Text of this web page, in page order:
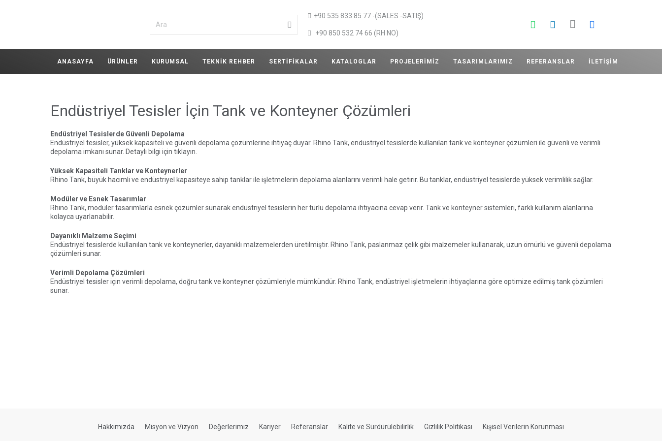
+90 535 833 85 77 -(SALES -SATIŞ)
+90 850 532 74 66 (RH NO)
ANASAYFA ÜRÜNLER KURUMSAL TEKNIK REHBER SERTIFIKALAR KATALOGLAR PROJELERIMIZ TASARIMLARIMIZ REFERANSLAR İLETIŞIM
Endüstriyel Tesisler İçin Tank ve Konteyner Çözümleri
Endüstriyel Tesislerde Güvenli Depolama
Endüstriyel tesisler, yüksek kapasiteli ve güvenli depolama çözümlerine ihtiyaç duyar. Rhino Tank, endüstriyel tesislerde kullanılan tank ve konteyner çözümleri ile güvenli ve verimli
depolama imkanı sunar. Detaylı bilgi için tıklayın.
Yüksek Kapasiteli Tanklar ve Konteynerler
Rhino Tank, büyük hacimli ve endüstriyel kapasiteye sahip tanklar ile işletmelerin depolama alanlarını verimli hale getirir. Bu tanklar, endüstriyel tesislerde yüksek verimlilik sağlar.
Modüler ve Esnek Tasarımlar
Rhino Tank, modüler tasarımlarla esnek çözümler sunarak endüstriyel tesislerin her türlü depolama ihtiyacına cevap verir. Tank ve konteyner sistemleri, farklı kullanım alanlarına
kolayca uyarlanabilir.
Dayanıklı Malzeme Seçimi
Endüstriyel tesislerde kullanılan tank ve konteynerler, dayanıklı malzemelerden üretilmiştir. Rhino Tank, paslanmaz çelik gibi malzemeler kullanarak, uzun ömürlü ve güvenli depolama
çözümleri sunar.
Verimli Depolama Çözümleri
Endüstriyel tesisler için verimli depolama, doğru tank ve konteyner çözümleriyle mümkündür. Rhino Tank, endüstriyel işletmelerin ihtiyaçlarına göre optimize edilmiş tank çözümleri
sunar.
Hakkımızda Misyon ve Vizyon Değerlerimiz Kariyer Referanslar Kalite ve Sürdürülebilirlik Gizlilik Politikası Kişisel Verilerin Korunması